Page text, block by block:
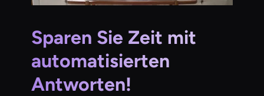
Sparen Sie Zeit mit
automatisierten
Antworten!